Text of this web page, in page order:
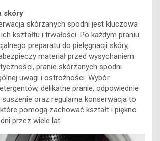
skóry
skórzanych spodni jest kluczowa
kształtu i trwałości. Po każdym praniu
preparatu do pielęgnacji skóry,
materiał przed wysychaniem
pranie skórzanych spodni
uwagi i ostrożności. Wybór
delikatne pranie, odpowiednie
oraz regularna konserwacja to
pomogą zachować kształt i piękno
przez wiele lat.